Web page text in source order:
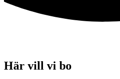
Här vill vi bo